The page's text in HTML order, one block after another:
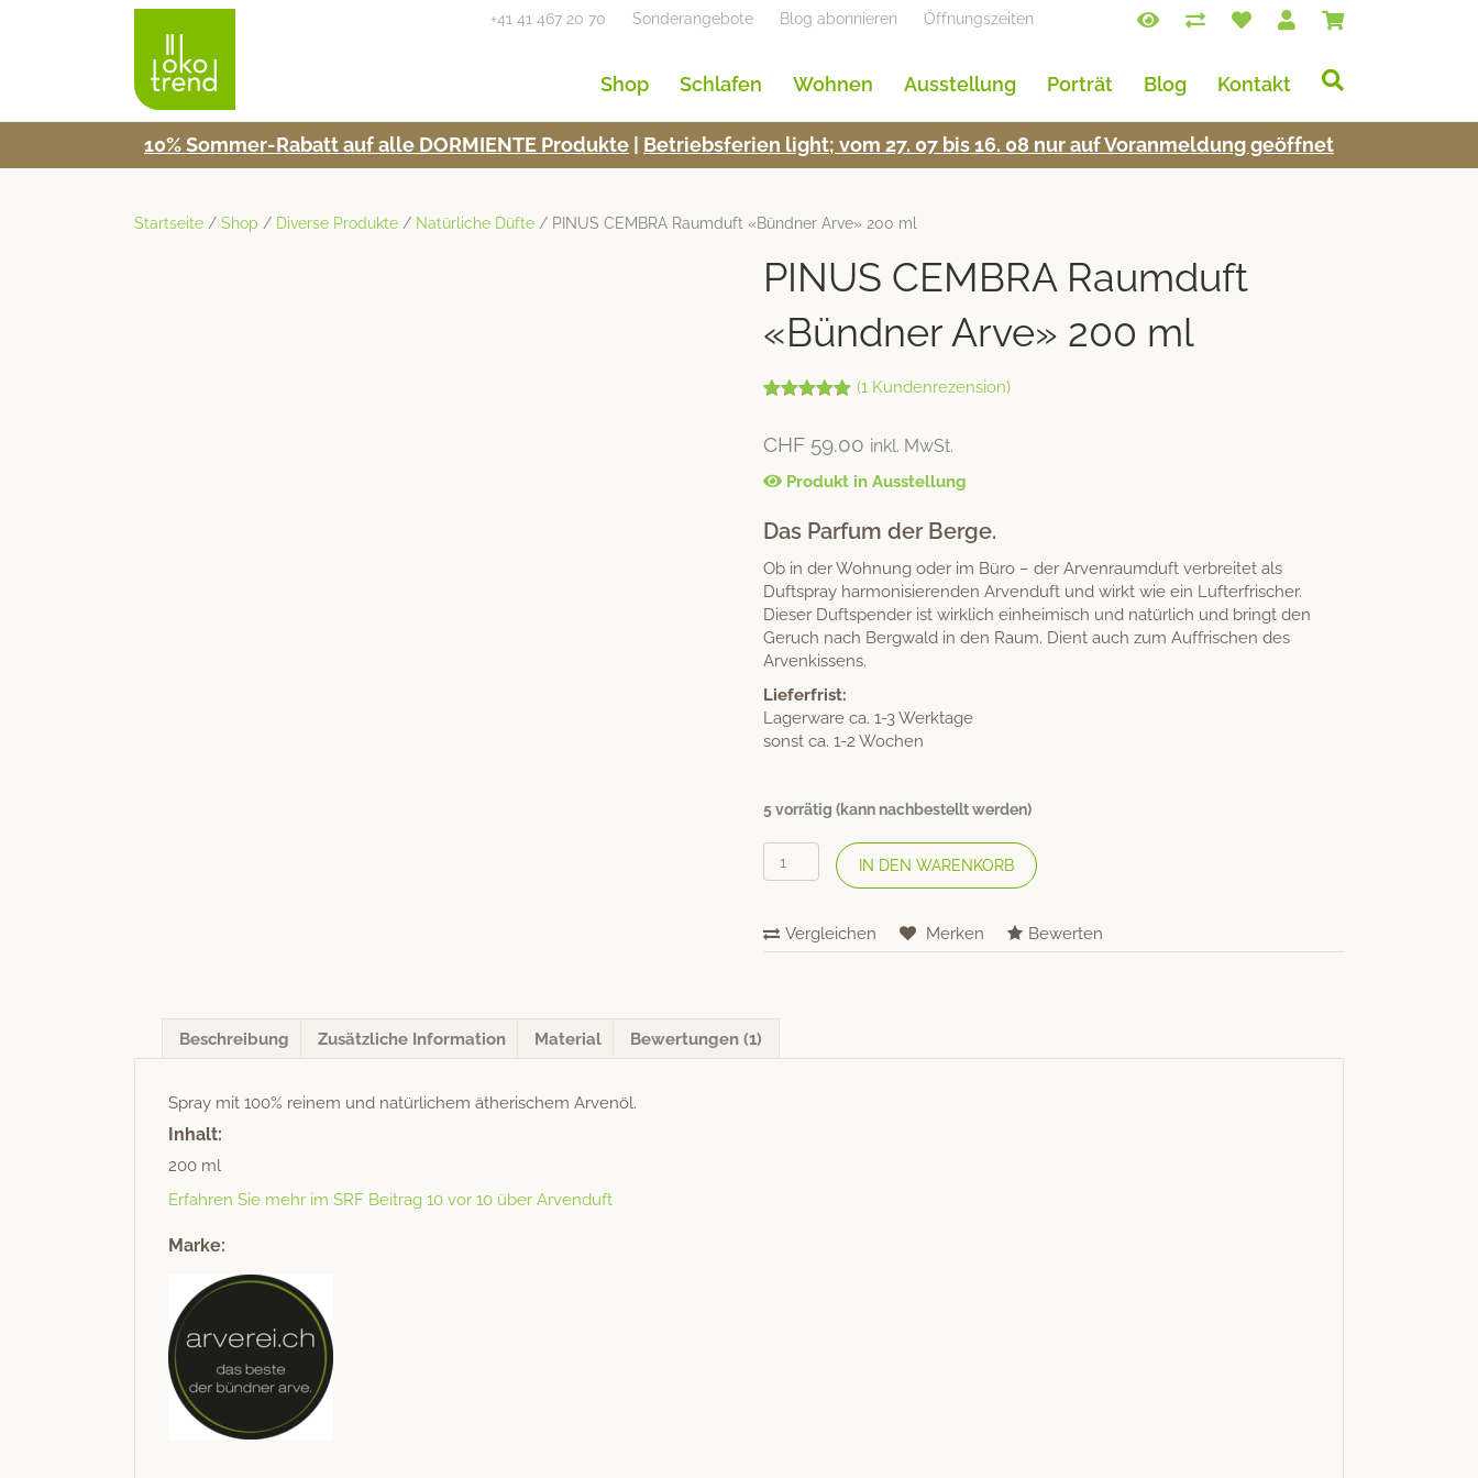
+41 41 467 20 70 Sonderangebote Blog abonnieren Öffnungszeiten
Shop Schlafen Wohnen Ausstellung Porträt Blog Kontakt
10% Som­mer-Rabatt auf alle DORMIENTE Pro­duk­te Betrieb­s­fe­rien light; vom 27. 07 bis 16. 08 nur auf Voran­mel­dung geöffnet
Startseite / Shop / Diverse Produkte / Natürliche Düfte / PINUS CEMBRA Raumduft «Bündner Arve» 200 ml
PINUS CEMBRA Raumduft
«Bündner Arve» 200 ml
basierend
Kundenbew
(1 Kundenrezension)
CHF 59.00 inkl. MwSt.
Produkt in Ausstellung
Das Parfum der Berge.
Ob in der Wohnung oder im Büro – der Arvenraumduft verbreitet als
Duftspray harmonisierenden Arvenduft und wirkt wie ein Lufterfrischer.
Dieser Duftspender ist wirklich einheimisch und natürlich und bringt den
Geruch nach Bergwald in den Raum. Dient auch zum Auffrischen des
Arvenkissens.
Lieferfrist:
Lagerware ca. 1-3 Werktage
sonst ca. 1-2 Wochen
5 vorrätig (kann nachbestellt werden)
CEMBRA
«Bündner
Arve»
Menge
IN DEN WARENKORB
Vergleichen Merken Bewerten
Beschreibung Zusätzliche Information Material Bewertungen (1)
Spray mit 100% reinem und natür­lichem ätherischem Arvenöl.
Inhalt:
200 ml
Erfahren Sie mehr im SRF Beitrag 10 vor 10 über Arvenduft
Marke: